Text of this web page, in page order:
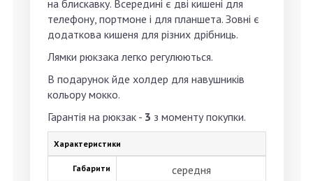
на блискавку. Всередині є дві кишені для
телефону, портмоне і для планшета. Зовні є
додаткова кишеня для різних дрібниць.
Лямки рюкзака легко регулюються.
В подарунок йде холдер для навушників
кольору мокко.
Гарантія на рюкзак - 3 з моменту покупки.
Характеристики
Габарити середня